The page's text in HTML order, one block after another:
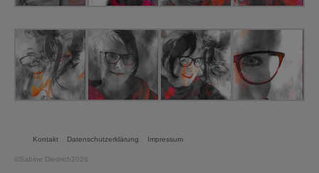
Kontakt Datenschutzerklärung Impressum
©Sabine Diedrich2026